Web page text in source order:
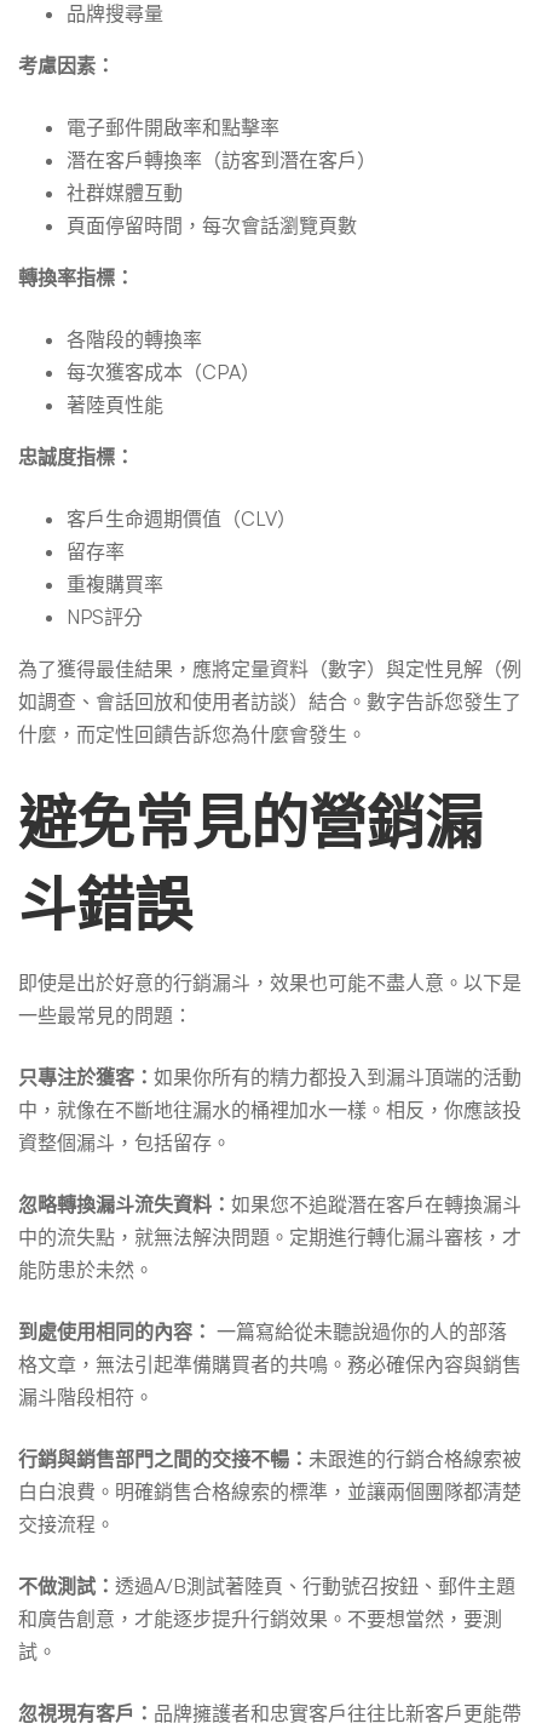
品牌搜尋量
考慮因素：
電子郵件開啟率和點擊率
潛在客戶轉換率（訪客到潛在客戶）
社群媒體互動
頁面停留時間，每次會話瀏覽頁數
轉換率指標：
各階段的轉換率
每次獲客成本（CPA）
著陸頁性能
忠誠度指標：
客戶生命週期價值（CLV）
留存率
重複購買率
NPS評分
為了獲得最佳結果，應將定量資料（數字）與定性見解（例
如調查、會話回放和使用者訪談）結合。數字告訴您發生了
什麼，而定性回饋告訴您為什麼會發生。
避免常見的營銷漏
斗錯誤
即使是出於好意的行銷漏斗，效果也可能不盡人意。以下是
一些最常見的問題：
只專注於獲客： 如果你所有的精力都投入到漏斗頂端的活動
中，就像在不斷地往漏水的桶裡加水一樣。相反，你應該投
資整個漏斗，包括留存。
忽略轉換漏斗流失資料： 如果您不追蹤潛在客戶在轉換漏斗
中的流失點，就無法解決問題。定期進行轉化漏斗審核，才
能防患於未然。
到處使用相同的內容： 一篇寫給從未聽說過你的人的部落
格文章，無法引起準備購買者的共鳴。務必確保內容與銷售
漏斗階段相符。
行銷與銷售部門之間的交接不暢： 未跟進的行銷合格線索被
白白浪費。明確銷售合格線索的標準，並讓兩個團隊都清楚
交接流程。
不做測試： 透過A/B測試著陸頁、行動號召按鈕、郵件主題
和廣告創意，才能逐步提升行銷效果。不要想當然，要測
試。
忽視現有客戶： 品牌擁護者和忠實客戶往往比新客戶更能帶